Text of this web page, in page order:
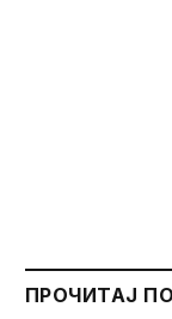
ПРОЧИТАЈ